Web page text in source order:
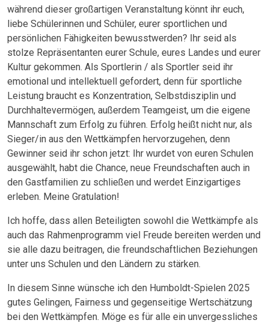
während dieser großartigen Veranstaltung könnt ihr euch,
liebe Schülerinnen und Schüler, eurer sportlichen und
persönlichen Fähigkeiten bewusstwerden? Ihr seid als
stolze Repräsentanten eurer Schule, eures Landes und eurer
Kultur gekommen. Als Sportlerin / als Sportler seid ihr
emotional und intellektuell gefordert, denn für sportliche
Leistung braucht es Konzentration, Selbstdisziplin und
Durchhaltevermögen, außerdem Teamgeist, um die eigene
Mannschaft zum Erfolg zu führen. Erfolg heißt nicht nur, als
Sieger/in aus den Wettkämpfen hervorzugehen, denn
Gewinner seid ihr schon jetzt: Ihr wurdet von euren Schulen
ausgewählt, habt die Chance, neue Freundschaften auch in
den Gastfamilien zu schließen und werdet Einzigartiges
erleben. Meine Gratulation!
Ich hoffe, dass allen Beteiligten sowohl die Wettkämpfe als
auch das Rahmenprogramm viel Freude bereiten werden und
sie alle dazu beitragen, die freundschaftlichen Beziehungen
unter uns Schulen und den Ländern zu stärken.
In diesem Sinne wünsche ich den Humboldt-Spielen 2025
gutes Gelingen, Fairness und gegenseitige Wertschätzung
bei den Wettkämpfen. Möge es für alle ein unvergessliches